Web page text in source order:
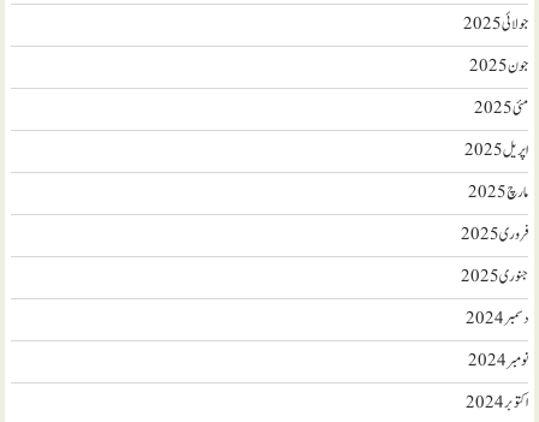
جولائی 2025
جون 2025
مئی 2025
اپریل 2025
مارچ 2025
فروری 2025
جنوری 2025
دسمبر 2024
نومبر 2024
اکتوبر 2024